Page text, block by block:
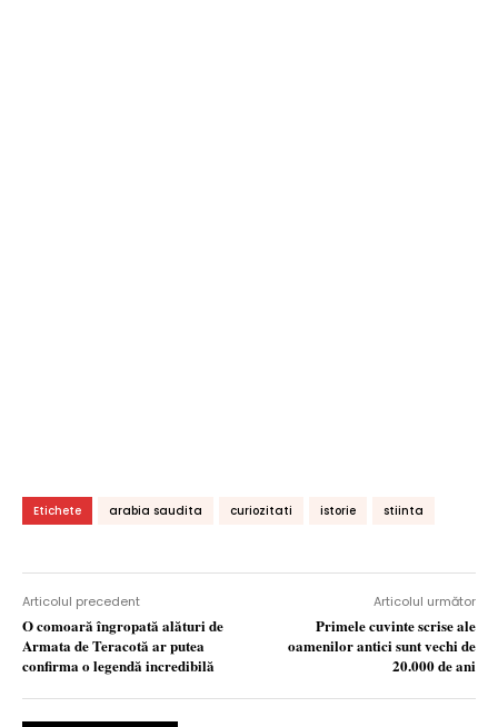
Etichete arabia saudita curiozitati istorie stiinta
Articolul precedent
O comoară îngropată alături de
Armata de Teracotă ar putea
confirma o legendă incredibilă
Articolul următor
Primele cuvinte scrise ale
oamenilor antici sunt vechi de
20.000 de ani